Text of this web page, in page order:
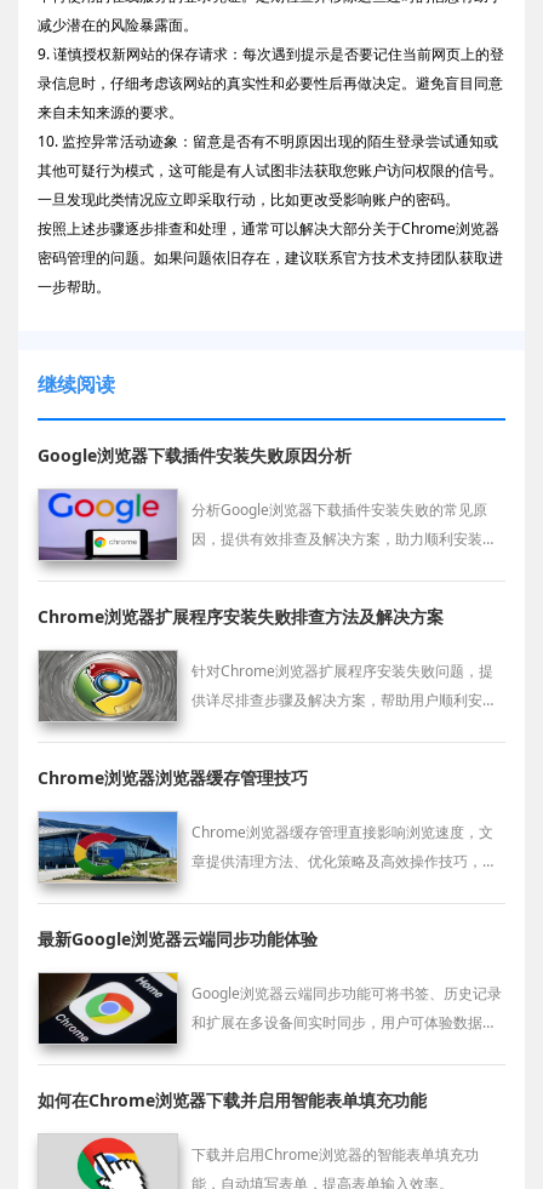
减少潜在的风险暴露面。
9. 谨慎授权新网站的保存请求：每次遇到提示是否要记住当前网页上的登
录信息时，仔细考虑该网站的真实性和必要性后再做决定。避免盲目同意
来自未知来源的要求。
10. 监控异常活动迹象：留意是否有不明原因出现的陌生登录尝试通知或
其他可疑行为模式，这可能是有人试图非法获取您账户访问权限的信号。
一旦发现此类情况应立即采取行动，比如更改受影响账户的密码。
按照上述步骤逐步排查和处理，通常可以解决大部分关于Chrome浏览器
密码管理的问题。如果问题依旧存在，建议联系官方技术支持团队获取进
一步帮助。
继续阅读
Google浏览器下载插件安装失败原因分析
分析Google浏览器下载插件安装失败的常见原
因，提供有效排查及解决方案，助力顺利安装插
Chrome浏览器扩展程序安装失败排查方法及解决方案
针对Chrome浏览器扩展程序安装失败问题，提
供详尽排查步骤及解决方案，帮助用户顺利安装
Chrome浏览器浏览器缓存管理技巧
Chrome浏览器缓存管理直接影响浏览速度，文
章提供清理方法、优化策略及高效操作技巧，帮
最新Google浏览器云端同步功能体验
Google浏览器云端同步功能可将书签、历史记录
和扩展在多设备间实时同步，用户可体验数据统
如何在Chrome浏览器下载并启用智能表单填充功能
下载并启用Chrome浏览器的智能表单填充功
能，自动填写表单，提高表单输入效率。